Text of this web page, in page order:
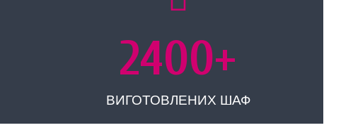
2400+
ВИГОТОВЛЕНИХ ШАФ